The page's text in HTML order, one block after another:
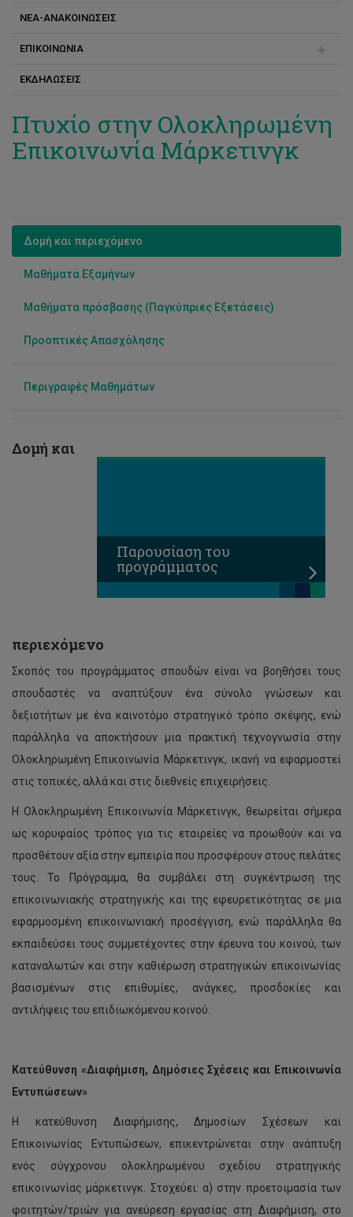
Ανδρέας Γρηγοριάδης
Βασιλική Τρίγκα
Γιούλα Μελανθίου
Ερασμία Λεωνίδου
Νίκανδρος Ιωαννίδης
Ερευνητικά Προγράμματα
ΝΕΑ-ΑΝΑΚΟΙΝΩΣΕΙΣ
ΕΠΙΚΟΙΝΩΝΙΑ
Μαρία Ρόπα
ΕΚΔΗΛΩΣΕΙΣ
Πτυχίο στην Ολοκληρωμένη
Επικοινωνία Μάρκετινγκ
Δομή και περιεχόμενο
Μαθήματα Εξαμήνων
Μαθήματα πρόσβασης (Παγκύπριες Εξετάσεις)
Προοπτικές Απασχόλησης
Περιγραφές Μαθημάτων
Παρουσίαση του
προγράμματος
Δομή και
περιεχόμενο
Σκοπός του προγράμματος σπουδών είναι να βοηθήσει τους
σπουδαστές να αναπτύξουν ένα σύνολο γνώσεων και
δεξιοτήτων με ένα καινοτόμο στρατηγικό τρόπο σκέψης, ενώ
παράλληλα να αποκτήσουν μια πρακτική τεχνογνωσία στην
Ολοκληρωμένη Επικοινωνία Μάρκετινγκ, ικανή να εφαρμοστεί
στις τοπικές, αλλά και στις διεθνείς επιχειρήσεις.
Η Ολοκληρωμένη Επικοινωνία Μάρκετινγκ, θεωρείται σήμερα
ως κορυφαίος τρόπος για τις εταιρείες να προωθούν και να
προσθέτουν αξία στην εμπειρία που προσφέρουν στους πελάτες
τους. Το Πρόγραμμα, θα συμβάλει στη συγκέντρωση της
επικοινωνιακής στρατηγικής και της εφευρετικότητας σε μια
εφαρμοσμένη επικοινωνιακή προσέγγιση, ενώ παράλληλα θα
εκπαιδεύσει τους συμμετέχοντες στην έρευνα του κοινού, των
καταναλωτών και στην καθιέρωση στρατηγικών επικοινωνίας
βασισμένων στις επιθυμίες, ανάγκες, προσδοκίες και
αντιλήψεις του επιδιωκόμενου κοινού.
Κατεύθυνση «Διαφήμιση, Δημόσιες Σχέσεις και Επικοινωνία
Εντυπώσεων»
Η κατεύθυνση Διαφήμισης, Δημοσίων Σχέσεων και
Επικοινωνίας Εντυπώσεων, επικεντρώνεται στην ανάπτυξη
ενός σύγχρονου ολοκληρωμένου σχεδίου στρατηγικής
επικοινωνίας μάρκετινγκ. Στοχεύει: α) στην προετοιμασία των
φοιτητών/τριών για ανεύρεση εργασίας στη Διαφήμιση, στο